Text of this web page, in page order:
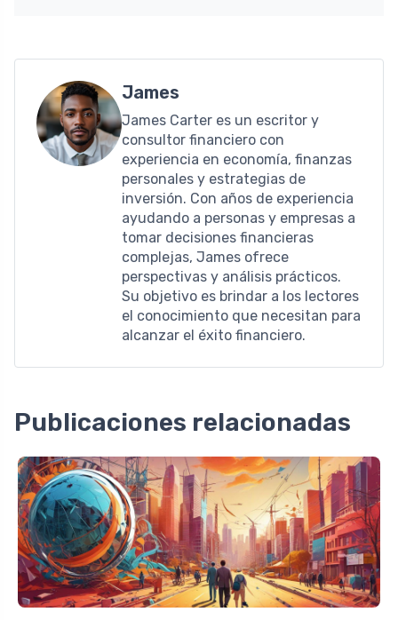
James
James Carter es un escritor y
consultor financiero con
experiencia en economía, finanzas
personales y estrategias de
inversión. Con años de experiencia
ayudando a personas y empresas a
tomar decisiones financieras
complejas, James ofrece
perspectivas y análisis prácticos.
Su objetivo es brindar a los lectores
el conocimiento que necesitan para
alcanzar el éxito financiero.
Publicaciones relacionadas